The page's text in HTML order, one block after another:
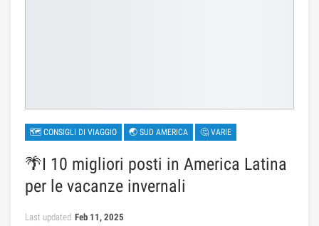
🗺 CONSIGLI DI VIAGGIO 🌏 SUD AMERICA 🤔 VARIE
🌴I 10 migliori posti in America Latina
per le vacanze invernali
Last updated Feb 11, 2025